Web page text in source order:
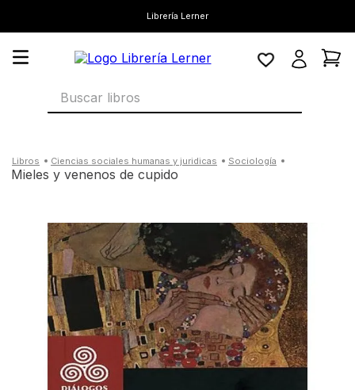
Librería Lerner
Buscar libros
ciencias sociales humanas y juridicas sociología
mieles y venenos de cupido